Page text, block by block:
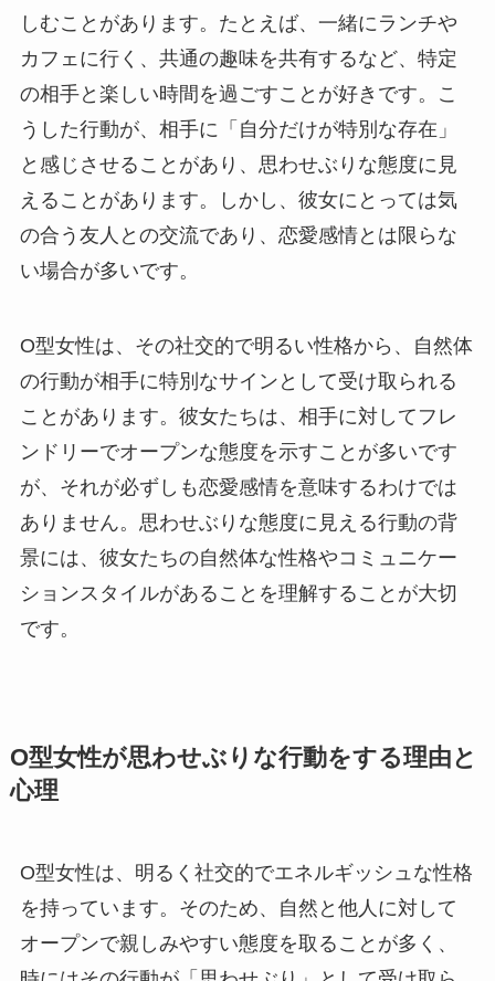
しむことがあります。たとえば、一緒にランチや
カフェに行く、共通の趣味を共有するなど、特定
の相手と楽しい時間を過ごすことが好きです。こ
うした行動が、相手に「自分だけが特別な存在」
と感じさせることがあり、思わせぶりな態度に見
えることがあります。しかし、彼女にとっては気
の合う友人との交流であり、恋愛感情とは限らな
い場合が多いです。
O型女性は、その社交的で明るい性格から、自然体
の行動が相手に特別なサインとして受け取られる
ことがあります。彼女たちは、相手に対してフレ
ンドリーでオープンな態度を示すことが多いです
が、それが必ずしも恋愛感情を意味するわけでは
ありません。思わせぶりな態度に見える行動の背
景には、彼女たちの自然体な性格やコミュニケー
ションスタイルがあることを理解することが大切
です。
O型女性が思わせぶりな行動をする理由と
心理
O型女性は、明るく社交的でエネルギッシュな性格
を持っています。そのため、自然と他人に対して
オープンで親しみやすい態度を取ることが多く、